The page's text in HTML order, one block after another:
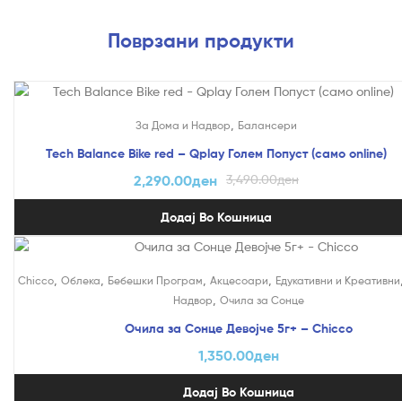
Поврзани продукти
За Дома и Надвор Балансери
Tech Balance Bike red – Qplay Голем Попуст (само online)
3,490.00ден
2,290.00ден
Додај Во Кошница
Chicco, Облека Бебешки Програм Акцесоари Едукативни и Креативни
Надвор Очила за Сонце
Очила за Сонце Девојче 5г+ – Chicco
1,350.00ден
Додај Во Кошница